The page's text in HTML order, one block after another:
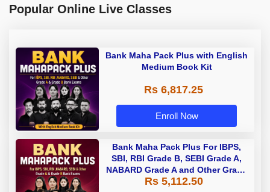
Popular Online Live Classes
Bank Maha Pack Plus with English
Medium Book Kit
Rs 6,817.25
Enroll Now
Bank Maha Pack Plus For IBPS,
SBI, RBI Grade B, SEBI Grade A,
NABARD Grade A and Other Grade
A & Grade B Bank Exams
Rs 5,112.50